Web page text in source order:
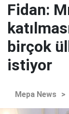
Fidan:
birçok
istiyor
Mepa News >